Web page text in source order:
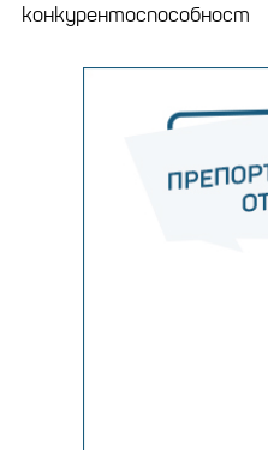
конкурентоспособност